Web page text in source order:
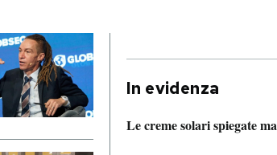
In evidenza
Le creme solari spiegate